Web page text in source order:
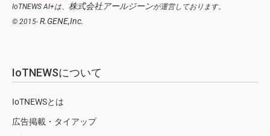
IoTNEWS AI+は、 株式会社アールジーンが運営しております。
© 2015- R.GENE,Inc.
IoTNEWSについて
IoTNEWSとは
広告掲載・タイアップ